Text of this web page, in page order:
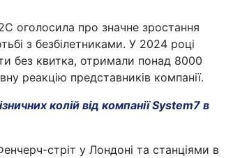
оголосила про значне зростання
з безбілетниками. У 2024 році
без квитка, отримали понад 8000
реакцію представників компанії.
колій від компанії System7 в
стріт у Лондоні та станціями в